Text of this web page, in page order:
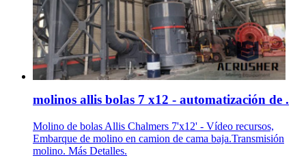
molinos allis bolas 7 x12 - automatización de .
Molino de bolas Allis Chalmers 7'x12' - Vídeo recursos,
Embarque de molino en camion de cama baja.Transmisión
molino. Más Detalles.